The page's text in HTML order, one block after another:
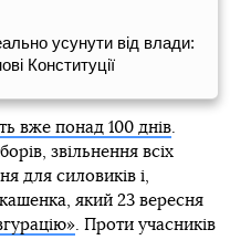
усунути від влади:
Конституції
вже понад 100 днів.
звільнення всіх
для силовиків і,
який 23 вересня
. Проти учасників